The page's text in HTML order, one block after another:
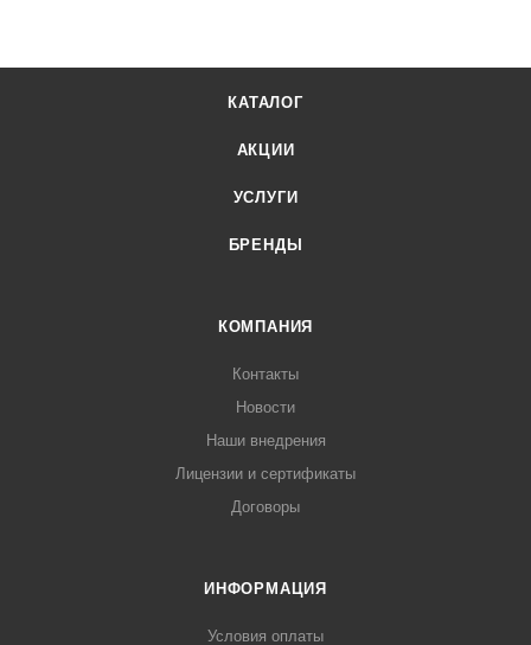
КАТАЛОГ
АКЦИИ
УСЛУГИ
БРЕНДЫ
КОМПАНИЯ
Контакты
Новости
Наши внедрения
Лицензии и сертификаты
Договоры
ИНФОРМАЦИЯ
Условия оплаты